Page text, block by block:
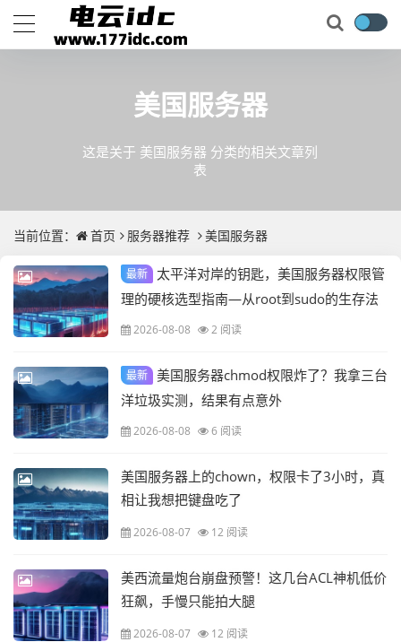
美国服务器
这是关于 美国服务器 分类的相关文章列
表
当前位置： 首页 服务器推荐 美国服务器
最新
太平洋对岸的钥匙，美国服务器权限管
理的硬核选型指南—从root到sudo的生存法
则2026-08-08 2 阅读
最新 美国服务器chmod权限炸了？我拿三台
洋垃圾实测，结果有点意外
2026-08-08 6 阅读
美国服务器上的chown，权限卡了3小时，真
相让我想把键盘吃了
2026-08-07 12 阅读
美西流量炮台崩盘预警！这几台ACL神机低价
狂飙，手慢只能拍大腿
2026-08-07 12 阅读